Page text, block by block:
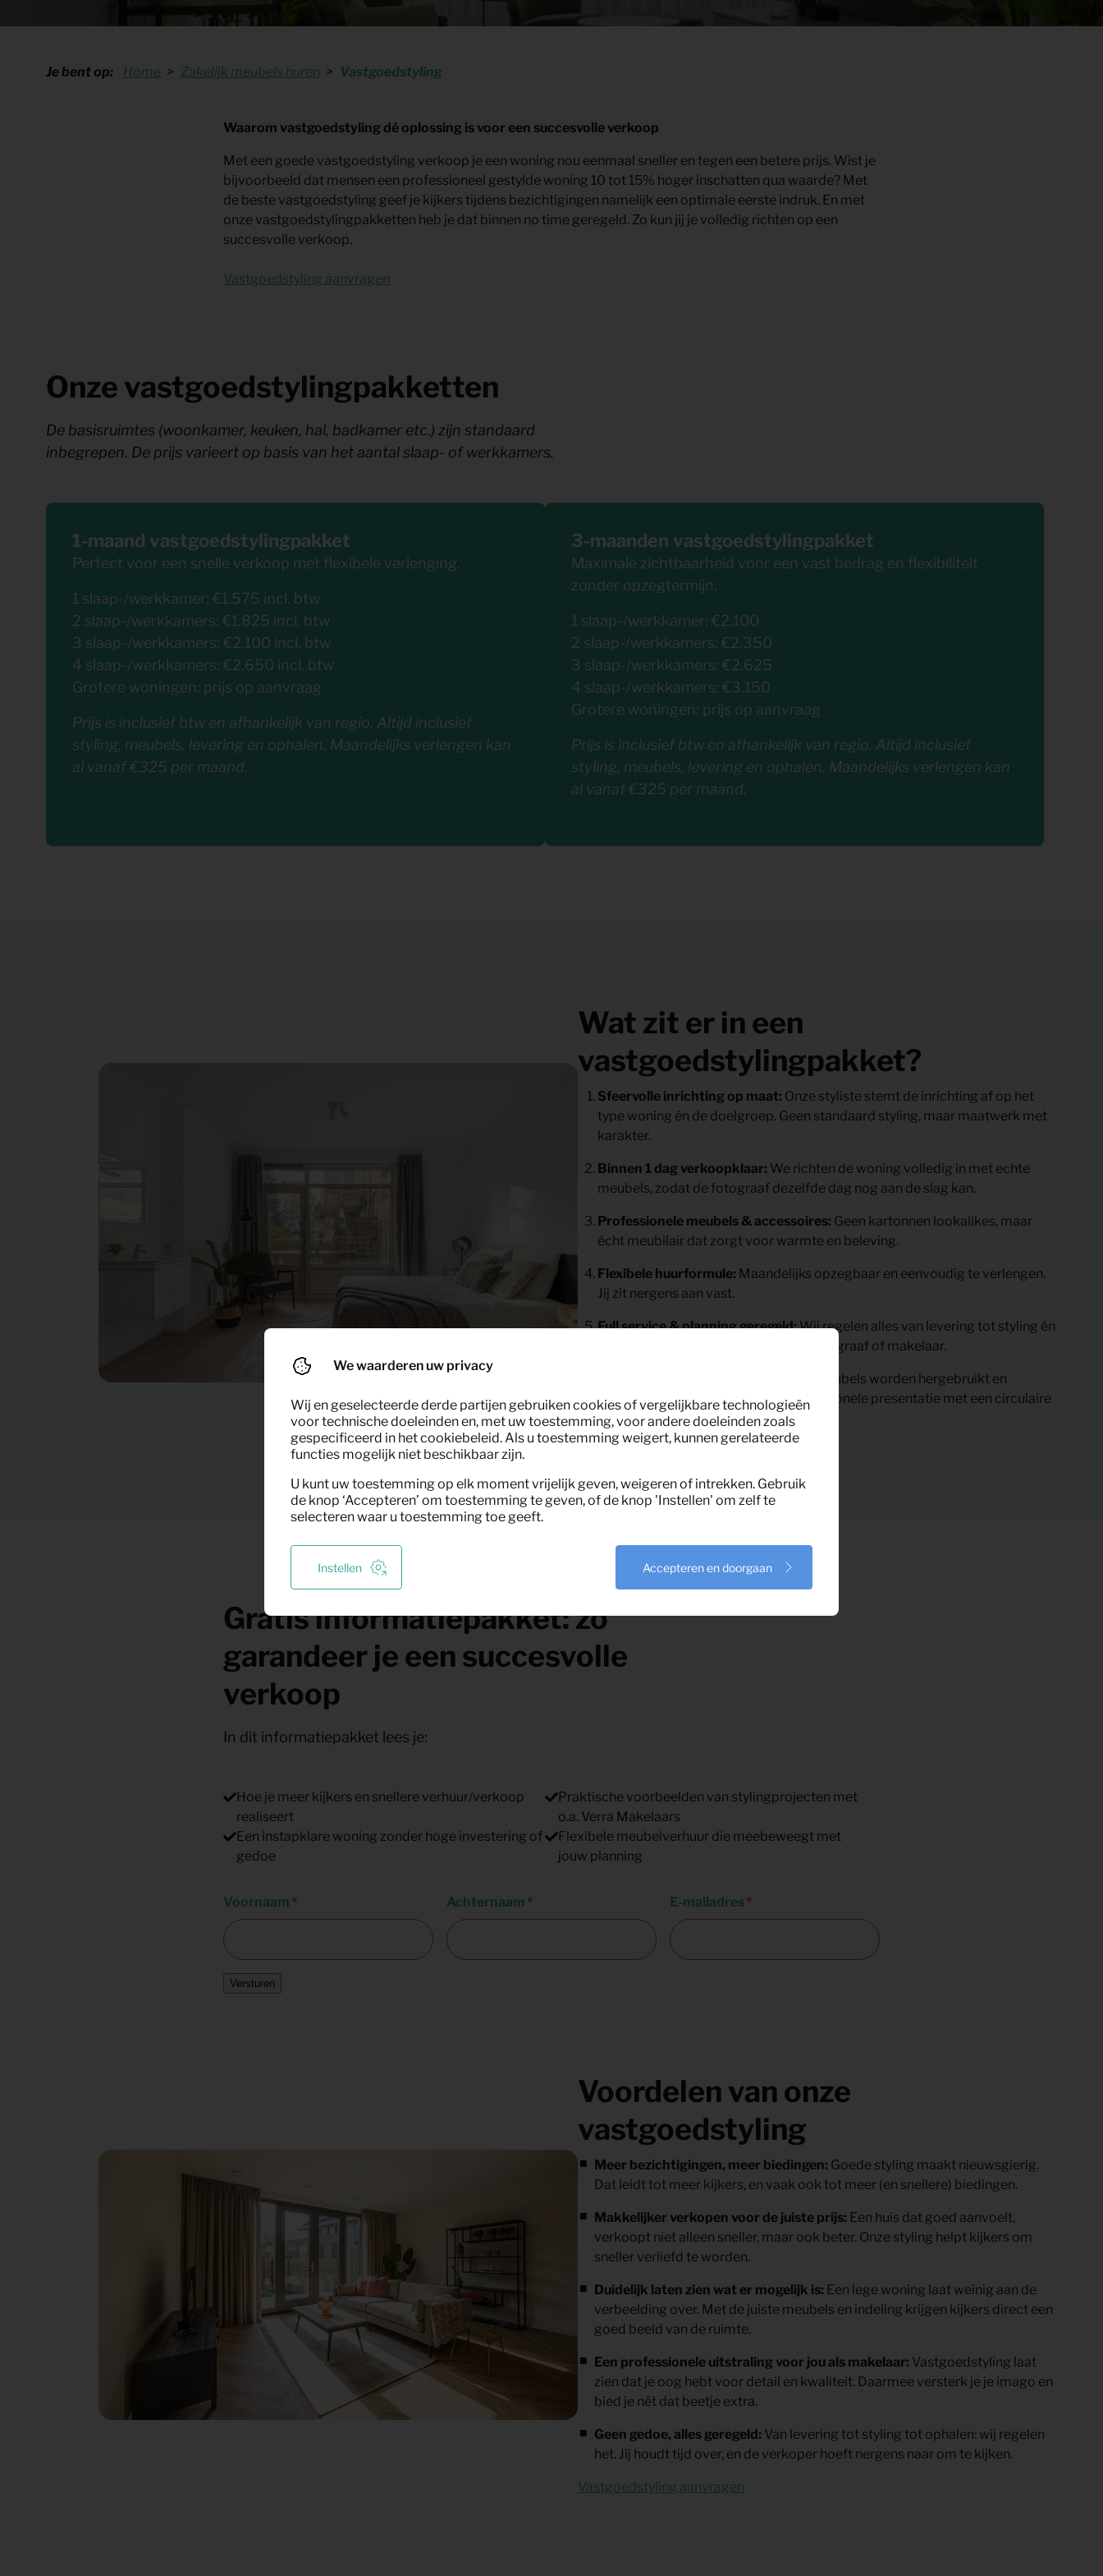
Je bent op: Home Zakelijk meubels huren Vastgoedstyling
Waarom vastgoedstyling dé oplossing is voor een succesvolle verkoop
Met een goede vastgoedstyling verkoop je een woning nou eenmaal sneller en tegen een betere prijs. Wist je
bijvoorbeeld dat mensen een professioneel gestylde woning 10 tot 15% hoger inschatten qua waarde? Met
de beste vastgoedstyling geef je kijkers tijdens bezichtigingen namelijk een optimale eerste indruk. En met
onze vastgoedstylingpakketten heb je dat binnen no time geregeld. Zo kun jij je volledig richten op een
succesvolle verkoop.
Vastgoedstyling aanvragen
Onze vastgoedstylingpakketten
De basisruimtes (woonkamer, keuken, hal, badkamer etc.) zijn standaard
inbegrepen. De prijs varieert op basis van het aantal slaap- of werkkamers.
1-maand vastgoedstylingpakket
Perfect voor een snelle verkoop met flexibele verlenging.
1 slaap-/werkkamer: €1.575 incl. btw
2 slaap-/werkkamers: €1.825 incl. btw
3 slaap-/werkkamers: €2.100 incl. btw
4 slaap-/werkkamers: €2.650 incl. btw
Grotere woningen: prijs op aanvraag
Prijs is inclusief btw en afhankelijk van regio. Altijd inclusief
styling, meubels, levering en ophalen. Maandelijks verlengen kan
al vanaf €325 per maand.
3-maanden vastgoedstylingpakket
Maximale zichtbaarheid voor een vast bedrag en flexibiliteit
zonder opzegtermijn.
1 slaap-/werkkamer: €2.100
2 slaap-/werkkamers: €2.350
3 slaap-/werkkamers: €2.625
4 slaap-/werkkamers: €3.150
Grotere woningen: prijs op aanvraag
Prijs is inclusief btw en afhankelijk van regio. Altijd inclusief
styling, meubels, levering en ophalen. Maandelijks verlengen kan
al vanaf €325 per maand.
Wat zit er in een
vastgoedstylingpakket?
Sfeervolle inrichting op maat: Onze styliste stemt de inrichting af op het
type woning én de doelgroep. Geen standaard styling, maar maatwerk met
karakter.
Binnen 1 dag verkoopklaar: We richten de woning volledig in met echte
meubels, zodat de fotograaf dezelfde dag nog aan de slag kan.
Professionele meubels & accessoires: Geen kartonnen lookalikes, maar
écht meubilair dat zorgt voor warmte en beleving.
Flexibele huurformule: Maandelijks opzegbaar en eenvoudig te verlengen.
Jij zit nergens aan vast.
Full service & planning geregeld:Wij regelen alles van levering tot styling én
ophalen. Inclusief afstemming met fotograaf of makelaar.
Onze meubels worden hergebruikt en
onderhouden. Zo combineer je professionele presentatie met een circulaire
aanpak.
Gratis informatiepakket: zo
garandeer je een succesvolle
verkoop
In dit informatiepakket lees je:
Hoe je meer kijkers en snellere verhuur/verkoop
realiseert
Praktische voorbeelden van stylingprojecten met
o.a. Verra Makelaars
Een instapklare woning zonder hoge investering of
gedoe
Flexibele meubelverhuur die meebeweegt met
jouw planning
Voornaam Achternaam E-mailadres
Versturen
Voordelen van onze
vastgoedstyling
Meer bezichtigingen, meer biedingen: Goede styling maakt nieuwsgierig.
Dat leidt tot meer kijkers, en vaak ook tot meer (en snellere) biedingen.
Makkelijker verkopen voor de juiste prijs: Een huis dat goed aanvoelt,
verkoopt niet alleen sneller, maar ook beter. Onze styling helpt kijkers om
sneller verliefd te worden.
Duidelijk laten zien wat er mogelijk is: Een lege woning laat weinig aan de
verbeelding over. Met de juiste meubels en indeling krijgen kijkers direct een
goed beeld van de ruimte.
Een professionele uitstraling voor jou als makelaar: Vastgoedstyling laat
zien dat je oog hebt voor detail en kwaliteit. Daarmee versterk je je imago en
bied je nét dat beetje extra.
Geen gedoe, alles geregeld: Van levering tot styling tot ophalen: wij regelen
het. Jij houdt tijd over, en de verkoper hoeft nergens naar om te kijken.
Vastgoedstyling aanvragen
We waarderen uw privacy
Wij en geselecteerde derde partijen gebruiken cookies of vergelijkbare technologieën
voor technische doeleinden en, met uw toestemming, voor andere doeleinden zoals
gespecificeerd in het cookiebeleid. Als u toestemming weigert, kunnen gerelateerde
functies mogelijk niet beschikbaar zijn.
U kunt uw toestemming op elk moment vrijelijk geven, weigeren of intrekken. Gebruik
de knop ‘Accepteren’ om toestemming te geven, of de knop 'Instellen' om zelf te
selecteren waar u toestemming toe geeft.
Instellen Accepteren en doorgaan